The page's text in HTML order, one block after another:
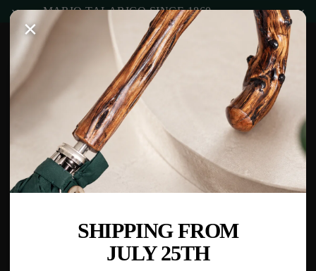
MARIO TALARICO SINCE 1860
×
SHIPPING FROM
JULY 25TH